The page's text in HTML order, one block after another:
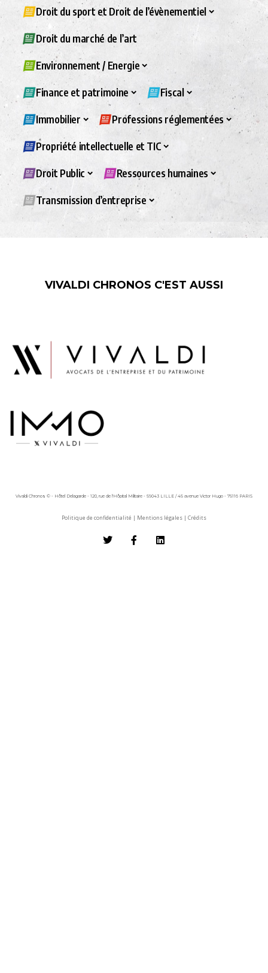
Droit du sport et Droit de l’évènementiel
Droit du marché de l’art
Environnement / Energie
Finance et patrimoine Fiscal
Immobilier Professions réglementées
Propriété intellectuelle et TIC
Droit Public Ressources humaines
Transmission d’entreprise
VIVALDI CHRONOS C'EST AUSSI
Vivaldi Chronos © - Hôtel Delagarde - 120, rue de l'Hôpital Militaire - 59043 LILLE / 45 avenue Victor Hugo - 75116 PARIS
Politique de confidentialité | Mentions légales | Crédits